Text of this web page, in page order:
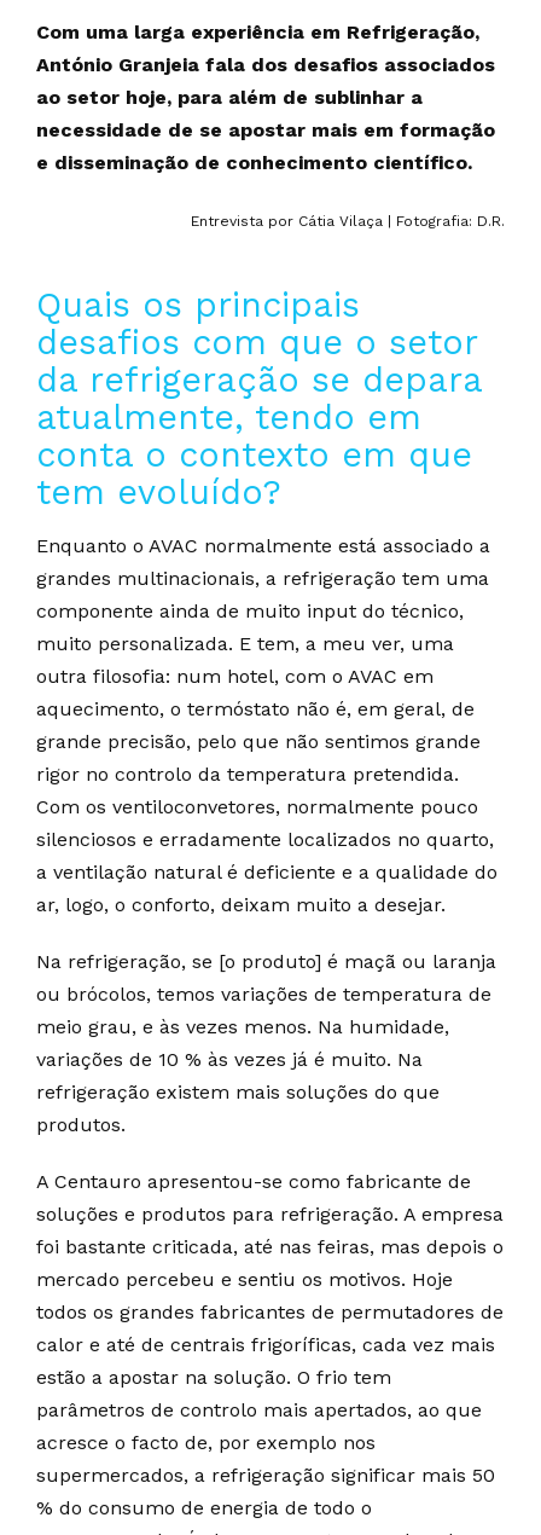
Com uma larga experiência em Refrigeração,
António Granjeia fala dos desafios associados
ao setor hoje, para além de sublinhar a
necessidade de se apostar mais em formação
e disseminação de conhecimento científico.
Entrevista por Cátia Vilaça | Fotografia: D.R.
Quais os principais
desafios com que o setor
da refrigeração se depara
atualmente, tendo em
conta o contexto em que
tem evoluído?
Enquanto o AVAC normalmente está associado a
grandes multinacionais, a refrigeração tem uma
componente ainda de muito input do técnico,
muito personalizada. E tem, a meu ver, uma
outra filosofia: num hotel, com o AVAC em
aquecimento, o termóstato não é, em geral, de
grande precisão, pelo que não sentimos grande
rigor no controlo da temperatura pretendida.
Com os ventiloconvetores, normalmente pouco
silenciosos e erradamente localizados no quarto,
a ventilação natural é deficiente e a qualidade do
ar, logo, o conforto, deixam muito a desejar.
Na refrigeração, se [o produto] é maçã ou laranja
ou brócolos, temos variações de temperatura de
meio grau, e às vezes menos. Na humidade,
variações de 10 % às vezes já é muito. Na
refrigeração existem mais soluções do que
produtos.
A Centauro apresentou-se como fabricante de
soluções e produtos para refrigeração. A empresa
foi bastante criticada, até nas feiras, mas depois o
mercado percebeu e sentiu os motivos. Hoje
todos os grandes fabricantes de permutadores de
calor e até de centrais frigoríficas, cada vez mais
estão a apostar na solução. O frio tem
parâmetros de controlo mais apertados, ao que
acresce o facto de, por exemplo nos
supermercados, a refrigeração significar mais 50
% do consumo de energia de todo o